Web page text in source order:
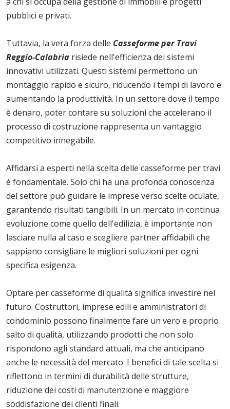
pubblici e privati.
Tuttavia, la vera forza delle Casseforme per Travi
Reggio-Calabria risiede nell'efficienza dei sistemi
innovativi utilizzati. Questi sistemi permettono un
montaggio rapido e sicuro, riducendo i tempi di lavoro e
aumentando la produttività. In un settore dove il tempo
è denaro, poter contare su soluzioni che accelerano il
processo di costruzione rappresenta un vantaggio
competitivo innegabile.
Affidarsi a esperti nella scelta delle casseforme per travi
è fondamentale. Solo chi ha una profonda conoscenza
del settore può guidare le imprese verso scelte oculate,
garantendo risultati tangibili. In un mercato in continua
evoluzione come quello dell'edilizia, è importante non
lasciare nulla al caso e scegliere partner affidabili che
sappiano consigliare le migliori soluzioni per ogni
specifica esigenza.
Optare per casseforme di qualità significa investire nel
futuro. Costruttori, imprese edili e amministratori di
condominio possono finalmente fare un vero e proprio
salto di qualità, utilizzando prodotti che non solo
rispondono agli standard attuali, ma che anticipano
anche le necessità del mercato. I benefici di tale scelta si
riflettono in termini di durabilità delle strutture,
riduzione dei costi di manutenzione e maggiore
soddisfazione dei clienti finali.